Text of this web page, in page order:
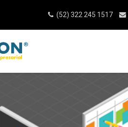
(52) 322 245 1517